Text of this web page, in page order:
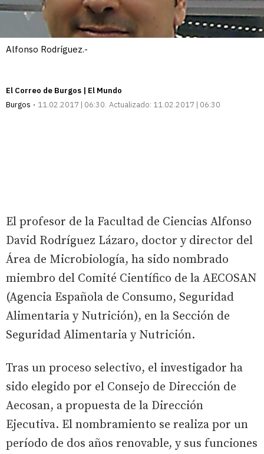
Alfonso Rodríguez.-
El Correo de Burgos | El Mundo
Burgos
11.02.2017 | 06:30 Actualizado: 11.02.2017 | 06:30
El profesor de la Facultad de Ciencias Alfonso
David Rodríguez Lázaro, doctor y director del
Área de Microbiología, ha sido nombrado
miembro del Comité Científico de la AECOSAN
(Agencia Española de Consumo, Seguridad
Alimentaria y Nutrición), en la Sección de
Seguridad Alimentaria y Nutrición.
Tras un proceso selectivo, el investigador ha
sido elegido por el Consejo de Dirección de
Aecosan, a propuesta de la Dirección
Ejecutiva. El nombramiento se realiza por un
período de dos años renovable, y sus funciones